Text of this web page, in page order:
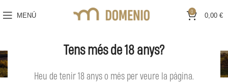
Tens més de 18 anys?
Heu de tenir 18 anys o més per veure la pàgina.
MENÚ 0 0,00 €
Términos y condiciones